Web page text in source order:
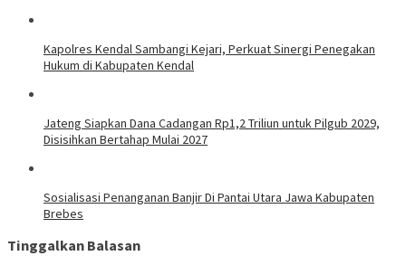
Kapolres Kendal Sambangi Kejari, Perkuat Sinergi Penegakan
Hukum di Kabupaten Kendal
Jateng Siapkan Dana Cadangan Rp1,2 Triliun untuk Pilgub 2029,
Disisihkan Bertahap Mulai 2027
Sosialisasi Penanganan Banjir Di Pantai Utara Jawa Kabupaten
Brebes
Tinggalkan Balasan